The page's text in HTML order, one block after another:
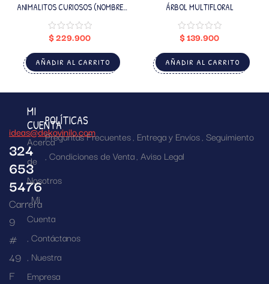
ANIMALITOS CURIOSOS (NOMBRE
$229.900
AÑADIR AL CARRITO
ÁRBOL MULTIFLORAL
$139.900
AÑADIR AL CARRITO
ideas@dekovinilo.com
324
653
5476
Carrera
9
#
49
F
MI
CUENTA
Acerca
de
Nosotros
Mi
Cuenta
Contáctanos
Nuestra
Empresa
POLÍTICAS
Preguntas Frecuentes Entrega y Envíos Seguimiento
Condiciones de Venta Aviso Legal